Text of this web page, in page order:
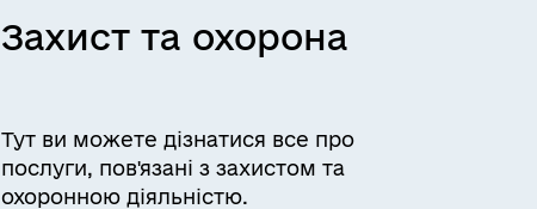
Захист та охорона
Тут ви можете дізнатися все про
послуги, пов'язані з захистом та
охоронною діяльністю.